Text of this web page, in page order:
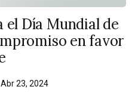
Día Mundial de
en favor
Abr 23, 2024